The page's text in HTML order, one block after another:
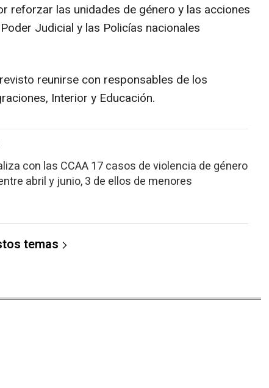
reforzar las unidades de género y las acciones
Judicial y las Policías nacionales
reunirse con responsables de los
Interior y Educación.
con las CCAA 17 casos de violencia de género
abril y junio, 3 de ellos de menores
temas